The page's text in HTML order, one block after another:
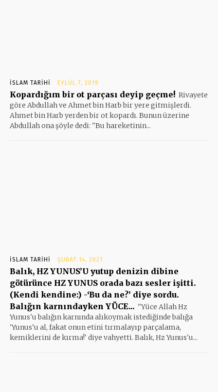
İSLAM TARIHI EYLÜL 7, 2019
Kopardığım bir ot parçası deyip geçme! Rivayete
göre Abdullah ve Ahmet bin Harb bir yere gitmişlerdi.
Ahmet bin Harb yerden bir ot kopardı. Bunun üzerine
Abdullah ona şöyle dedi: ''Bu hareketinin...
İSLAM TARIHI ŞUBAT 14, 2021
Balık, HZ YUNUS’U yutup denizin dibine
götürünce HZ YUNUS orada bazı sesler işitti.
(Kendi kendine:) -‘Bu da ne?’ diye sordu.
Balığın karnındayken YÜCE... ''Yüce Allah Hz
Yunus'u balığın karnında alıkoymak istediğinde balığa
'Yunus'u al, fakat onun etini tırmalayıp parçalama,
kemiklerini de kırma!' diye vahyetti. Balık, Hz Yunus'u...